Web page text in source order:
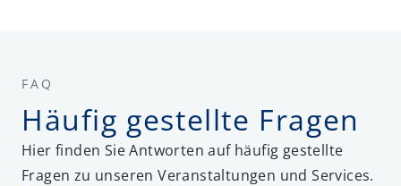
FAQ
Häufig gestellte Fragen
Hier finden Sie Antworten auf häufig gestellte
Fragen zu unseren Veranstaltungen und Services.